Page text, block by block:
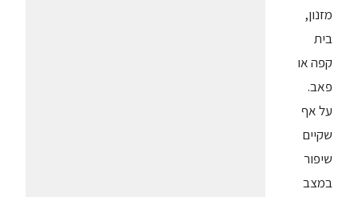
מזנון,
בית
קפה או
פאב.
על אף
שקיים
שיפור
במצב